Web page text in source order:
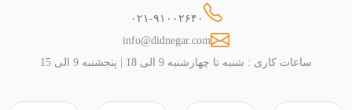
۰۲۱-۹۱۰۰۲۶۴۰
info@didnegar.com
ساعات کاری : شنبه تا چهارشنبه 9 الی 18 | پنجشنبه 9 الی 15